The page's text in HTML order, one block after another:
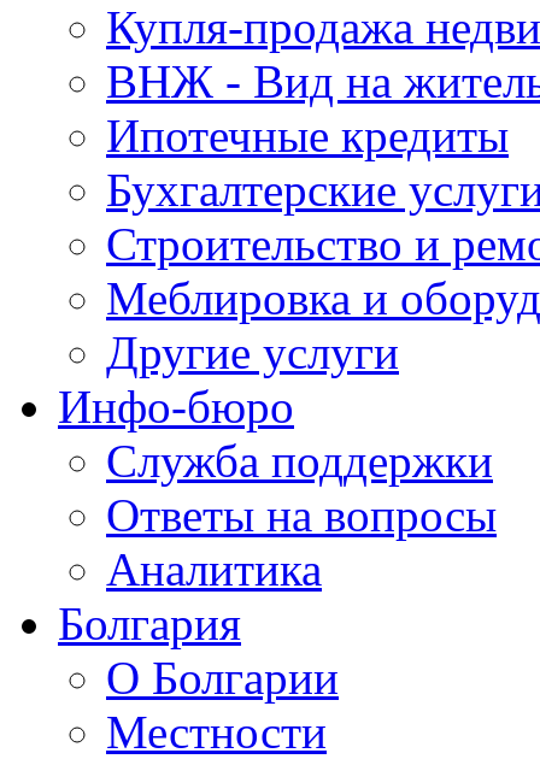
Купля-продажа
ВНЖ - Вид на
Ипотечные кредиты
Бухгалтерские
Строительство и
Меблировка и
Другие услуги
Инфо-бюро
Служба поддержки
Ответы на вопросы
Аналитика
Болгария
О Болгарии
Местности